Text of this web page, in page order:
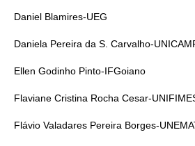
Daniel Blamires-UEG
Daniela Pereira da S. Carvalho-
Ellen Godinho Pinto-IFGoiano
Flaviane Cristina Rocha Cesar-
Flávio Valadares Pereira Borges-